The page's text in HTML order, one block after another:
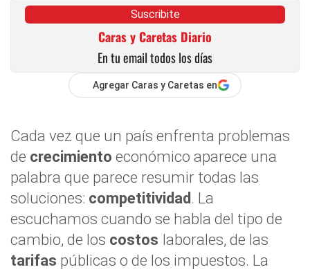
Suscribite
Caras y Caretas Diario
En tu email todos los días
Agregar Caras y Caretas en
Cada vez que un país enfrenta problemas
de crecimiento económico aparece una
palabra que parece resumir todas las
soluciones: competitividad. La
escuchamos cuando se habla del tipo de
cambio, de los costos laborales, de las
tarifas públicas o de los impuestos. La